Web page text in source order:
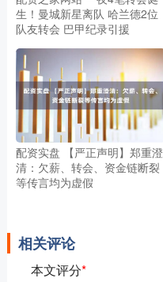
生！曼城新星离队 哈兰德2位
队友转会 巴甲纪录引援
配资实盘 【严正声明】郑重澄
清：欠薪、转会、资金链断裂
等传言均为虚假
相关评论
本文评分*